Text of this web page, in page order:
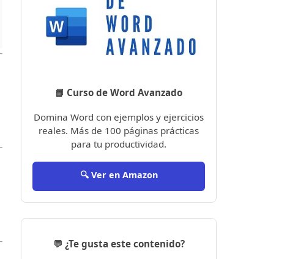
📘 Curso de Word Avanzado
Domina Word con ejemplos y ejercicios
reales. Más de 100 páginas prácticas
para tu productividad.
🔍 Ver en Amazon
💬 ¿Te gusta este contenido?